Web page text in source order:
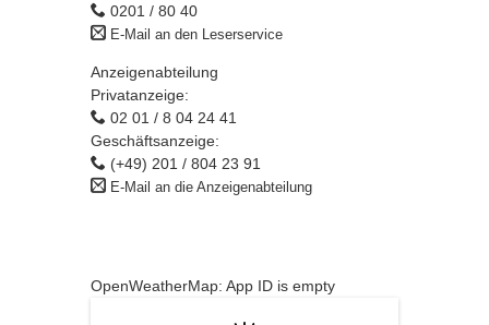
0201 / 80 40
E-Mail an den Leserservice
Anzeigenabteilung
Privatanzeige:
02 01 / 8 04 24 41
Geschäftsanzeige:
(+49) 201 / 804 23 91
E-Mail an die Anzeigenabteilung
OpenWeatherMap: App ID is empty